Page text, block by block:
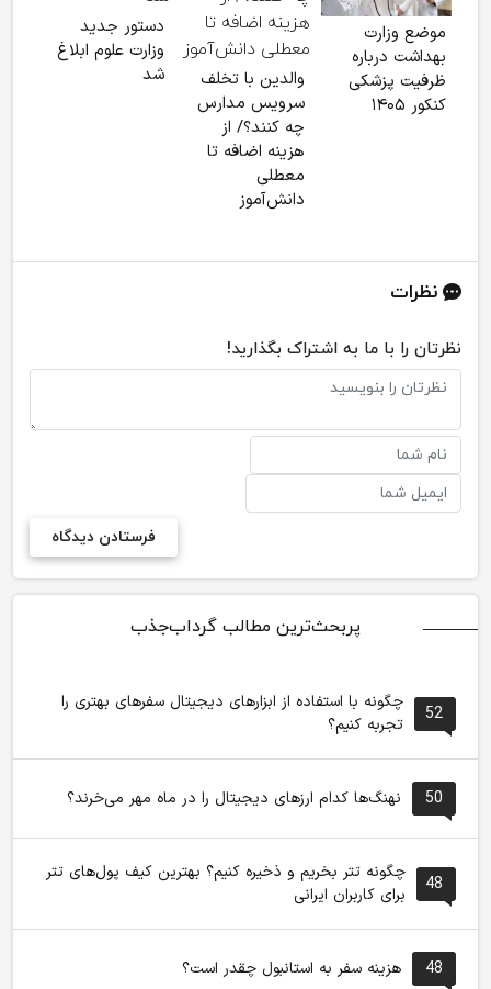
موضع وزارت
بهداشت درباره
ظرفیت پزشکی
کنکور ۱۴۰۵
والدین با تخلف
سرویس مدارس
چه کنند؟/ از
هزینه اضافه تا
معطلی
دانش‌آموز
دستور جدید
وزارت علوم ابلاغ
شد
نظرات
نظرتان را با ما به اشتراک بگذارید!
پربحث‌ترین مطالب گرداب‌جذب
52
چگونه با استفاده از ابزارهای دیجیتال سفرهای بهتری را
تجربه کنیم؟
50 نهنگ‌ها کدام ارزهای دیجیتال را در ماه مهر می‌خرند؟
48
چگونه تتر بخریم و ذخیره کنیم؟ بهترین کیف پول‌های تتر
برای کاربران ایرانی
48 هزینه سفر به استانبول چقدر است؟